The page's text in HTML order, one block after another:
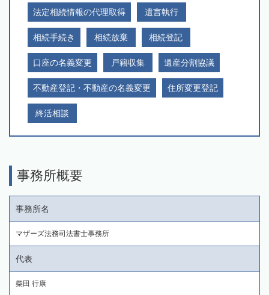
法定相続情報の代理取得 遺言執行
相続手続き 相続放棄 相続登記
口座の名義変更 戸籍収集 遺産分割協議
不動産登記・不動産の名義変更 住所変更登記
終活相談
事務所概要
事務所名
マザーズ法務司法書士事務所
代表
柴田 行康